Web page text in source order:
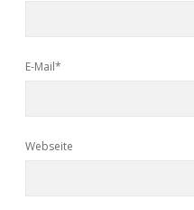
E-Mail*
Webseite